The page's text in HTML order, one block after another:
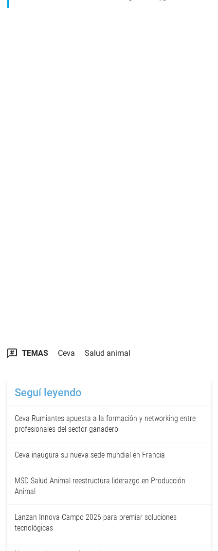
TEMAS Ceva Salud animal
Seguí leyendo
Ceva Rumiantes apuesta a la formación y networking entre
profesionales del sector ganadero
Ceva inaugura su nueva sede mundial en Francia
MSD Salud Animal reestructura liderazgo en Producción
Animal
Lanzan Innova Campo 2026 para premiar soluciones
tecnológicas